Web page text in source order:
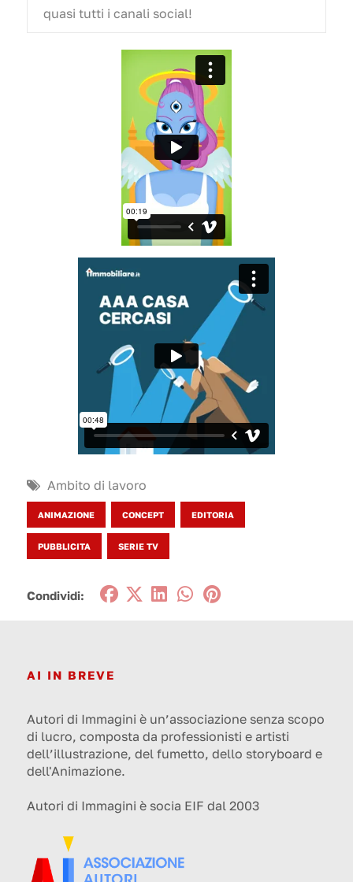
quasi tutti i canali social!
Ambito di lavoro
ANIMAZIONE CONCEPT EDITORIA
PUBBLICITA SERIE TV
Condividi:
AI IN BREVE
Autori di Immagini è un’associazione senza scopo
di lucro, composta da professionisti e artisti
dell’illustrazione, del fumetto, dello storyboard e
dell'Animazione.
Autori di Immagini è socia EIF dal 2003